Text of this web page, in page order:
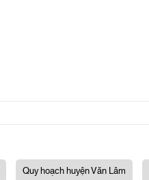
Quy hoạch huyện Văn Lâm